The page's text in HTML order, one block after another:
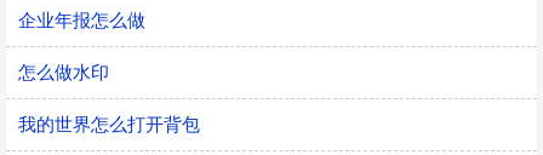
企业年报怎么做
怎么做水印
我的世界怎么打开背包